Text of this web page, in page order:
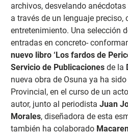
archivos, desvelando
a través de un lenguaje
entretenimiento. Una selección
entradas en concreto-
nuevo libro ‘Los fardos de
Servicio de Publicaciones de la
nueva obra de Osuna ya ha
Provincial, en el curso de un
autor, junto al periodista Juan
Morales, diseñadora de esta
también ha colaborado